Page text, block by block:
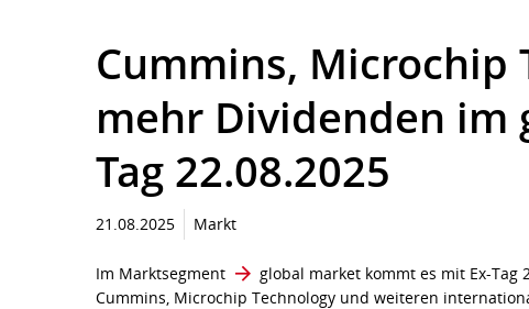
Cummins, Microchip
mehr Dividenden im
Tag 22.08.2025
21.08.2025 Markt
Im Marktsegment global market kommt es mit Ex-Tag
Cummins, Microchip Technology und weiteren